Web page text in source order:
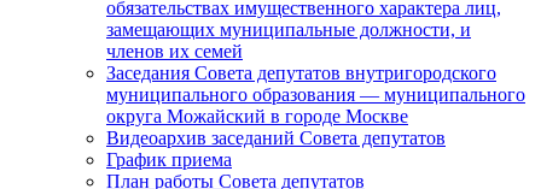
обязательствах имущественного характера лиц,
замещающих муниципальные должности, и
членов их семей
Заседания Совета депутатов внутригородского
муниципального образования — муниципального
округа Можайский в городе Москве
Видеоархив заседаний Совета депутатов
График приема
План работы Совета депутатов